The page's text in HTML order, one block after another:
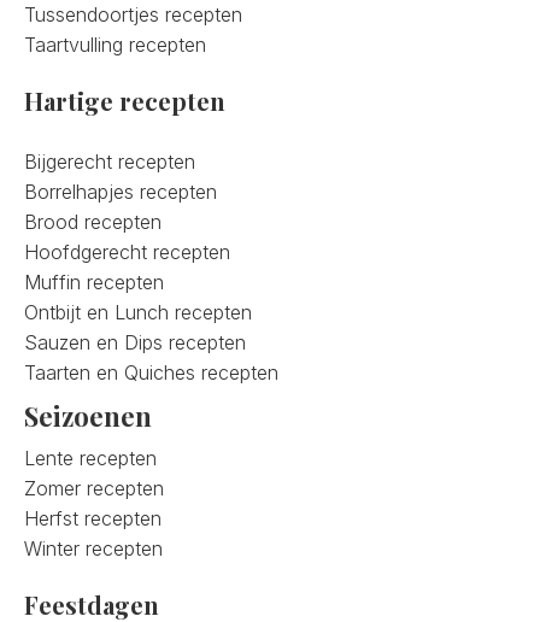
Tussendoortjes recepten
Taartvulling recepten
Hartige recepten
Bijgerecht recepten
Borrelhapjes recepten
Brood recepten
Hoofdgerecht recepten
Muffin recepten
Ontbijt en Lunch recepten
Sauzen en Dips recepten
Taarten en Quiches recepten
Seizoenen
Lente recepten
Zomer recepten
Herfst recepten
Winter recepten
Feestdagen